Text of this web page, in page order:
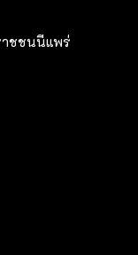
ชชนนีแพร่